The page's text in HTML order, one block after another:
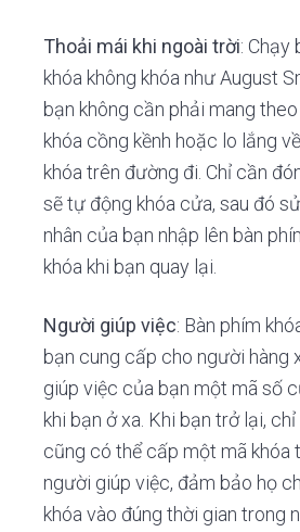
Thoải mái khi ngoài trời: Chạy
khóa không khóa như August
bạn không cần phải mang
khóa cồng kềnh hoặc lo lắng
khóa trên đường đi. Chỉ cần
sẽ tự động khóa cửa, sau đó
nhân của bạn nhập lên bàn
khóa khi bạn quay lại.
Người giúp việc: Bàn phím
bạn cung cấp cho người hàng
giúp việc của bạn một mã số
khi bạn ở xa. Khi bạn trở lại,
cũng có thể cấp một mã khóa
người giúp việc, đảm bảo họ
khóa vào đúng thời gian trong